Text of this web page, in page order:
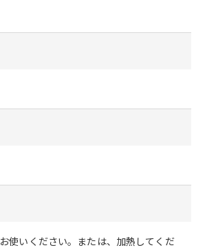
使いください。または、加熱してくだ